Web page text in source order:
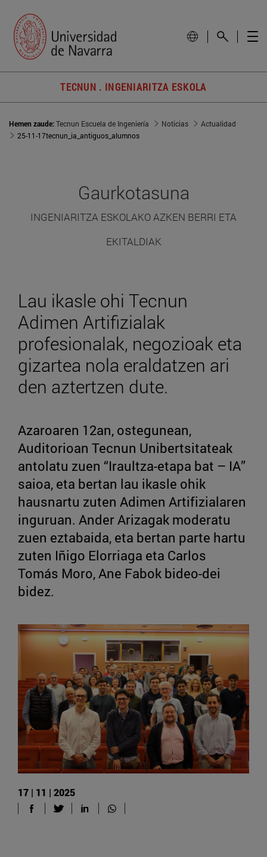
TECNUN . INGENIARITZA ESKOLA
Hemen zaude:Tecnun Escuela de Ingeniería Noticias
Actualidad
25-11-17tecnun_ia_antiguos_alumnos
Gaurkotasuna
INGENIARITZA ESKOLAKO AZKEN BERRI ETA
EKITALDIAK
Lau ikasle ohi Tecnun
Adimen Artifizialak
profesionalak, negozioak eta
gizartea nola eraldatzen ari
den aztertzen dute.
Azaroaren 12an, ostegunean,
Auditorioan Tecnun Unibertsitateak
antolatu zuen “Iraultza-etapa bat – IA”
saioa, eta bertan lau ikasle ohik
hausnartu zuten Adimen Artifizialaren
inguruan. Ander Arizagak moderatu
zuen eztabaida, eta bertan parte hartu
zuten Iñigo Elorriaga eta Carlos
Tomás Moro, Ane Fabok bideo-dei
bidez.
17 | 11 | 2025